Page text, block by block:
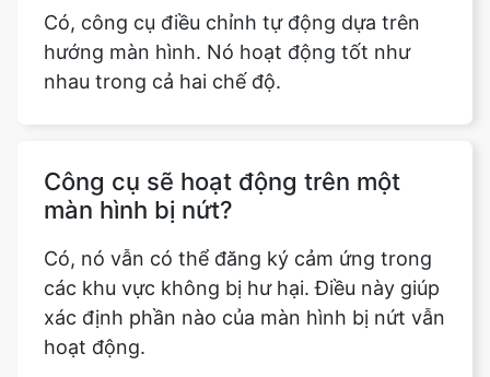
Có, công cụ điều chỉnh tự động dựa trên
hướng màn hình. Nó hoạt động tốt như
nhau trong cả hai chế độ.
Công cụ sẽ hoạt động trên một
màn hình bị nứt?
Có, nó vẫn có thể đăng ký cảm ứng trong
các khu vực không bị hư hại. Điều này giúp
xác định phần nào của màn hình bị nứt vẫn
hoạt động.